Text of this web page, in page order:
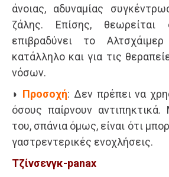
άνοιας, αδυναμίας
ζάλης. Επίσης,
επιβραδύνει το
κατάλληλο και για τις
νόσων.
◗ Προσοχή: Δεν πρέπει να
όσους παίρνουν αντιπηκτικά.
του, σπάνια όμως, είναι ότι
γαστρεντερικές ενοχλήσεις.
Τζίνσενγκ-panax